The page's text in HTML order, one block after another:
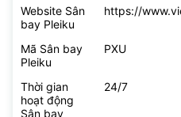
Website Sân
bay Pleiku
https://
Mã Sân bay
Pleiku
PXU
Thời gian
hoạt động
Sân bay
24/7